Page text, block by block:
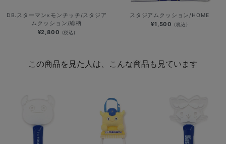
DB.スターマン×モンチッチ/スタジア
ムクッション/総柄
¥2,800 (税込)
スタジアムクッション/HOME
¥1,500 (税込)
この商品を見た人は、こんな商品も見ています